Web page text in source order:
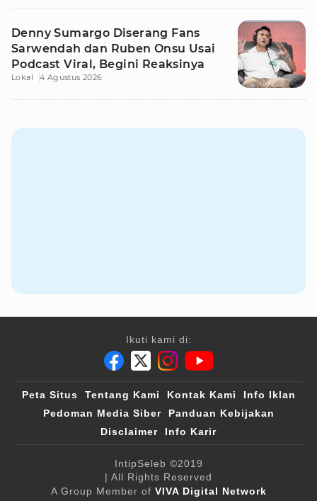
Denny Sumargo Diserang Fans
Sarwendah dan Ruben Onsu Usai
Podcast Viral, Begini Reaksinya
Lokal 4 Agustus 2026
Ikuti kami di:
Peta Situs Tentang Kami Kontak Kami
Info Iklan
Pedoman Media Siber
Panduan Kebijakan
Disclaimer
Info Karir
IntipSeleb ©2019
| All Rights Reserved
A Group Member of VIVA Digital Network